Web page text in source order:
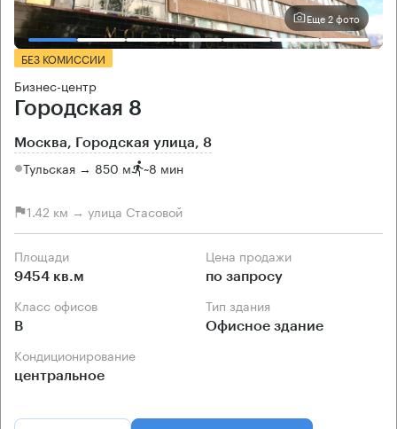
Еще 2 фото
БЕЗ КОМИССИИ
Бизнес-центр
Городская 8
Москва, Городская улица, 8
Тульская → 850 м ~8 мин
1.42 км → улица Стасовой
Площади
9454 кв.м
Цена продажи
по запросу
Класс офисов
B
Тип здания
Офисное здание
Кондиционирование
центральное